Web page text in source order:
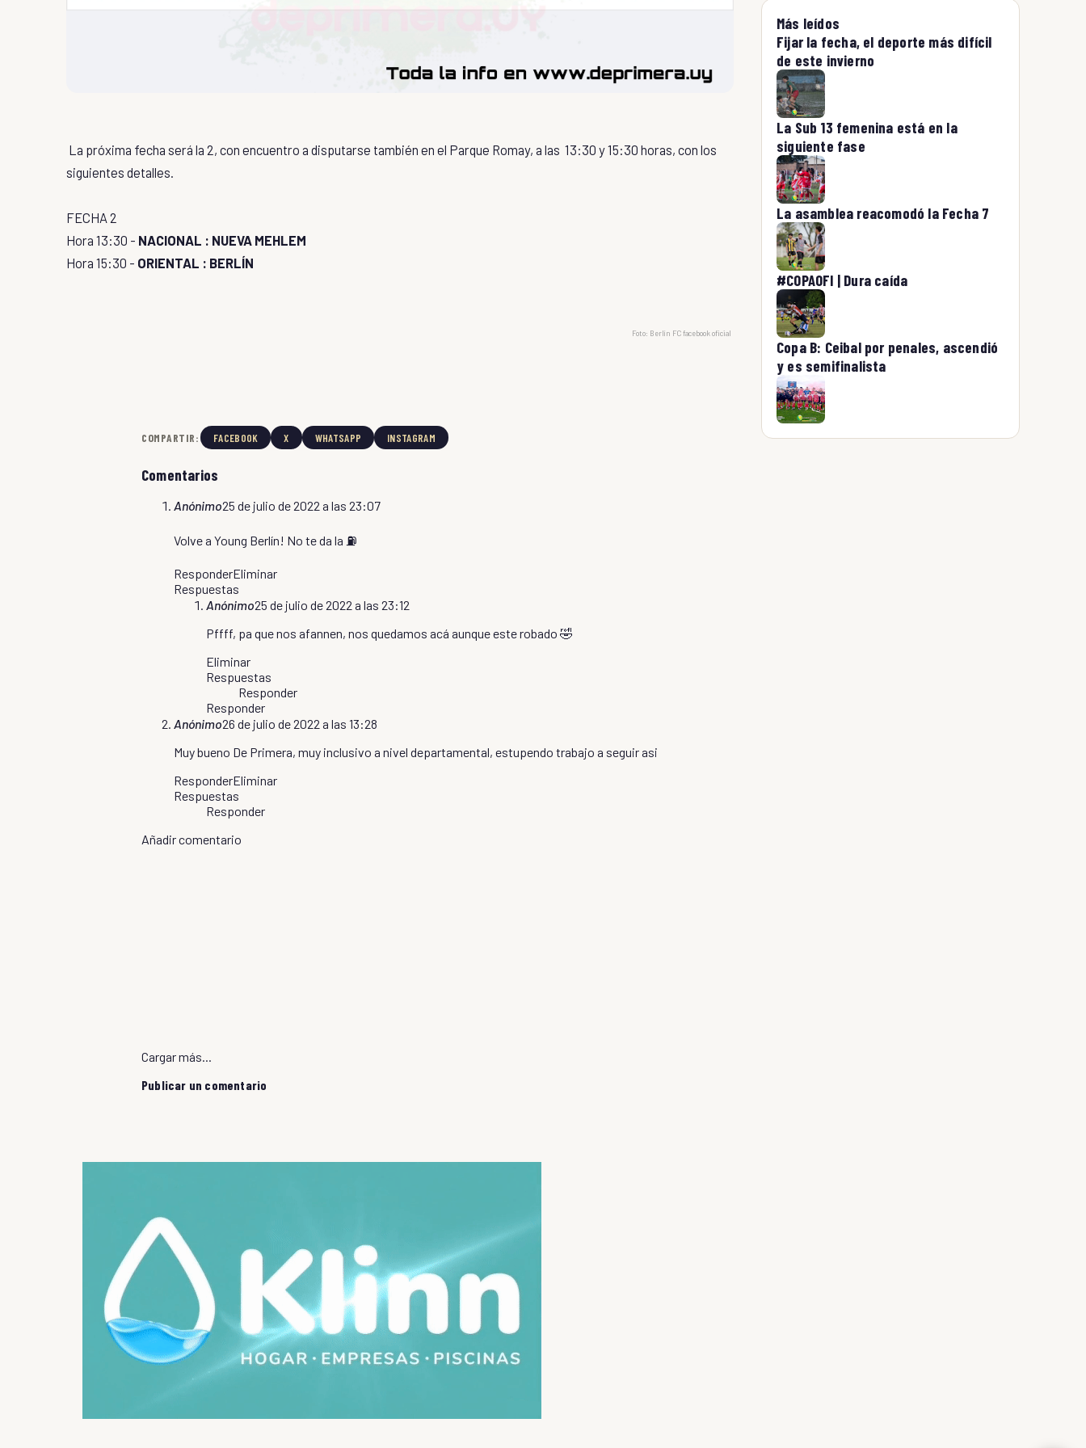
La próxima fecha será la 2, con encuentro a disputarse también en el Parque Romay, a las 13:30 y 15:30 horas, con los
siguientes detalles.
FECHA 2
Hora 13:30 - NACIONAL : NUEVA MEHLEM
Hora 15:30 - ORIENTAL : BERLÍN
Foto: Berlín FC facebook oficial
COMPARTIR: FACEBOOK X WHATSAPP INSTAGRAM
Comentarios
Anónimo25 de julio de 2022 a las 23:07
Volve a Young Berlín! No te da la ⛽️
ResponderEliminar
Respuestas
Anónimo25 de julio de 2022 a las 23:12
Pffff, pa que nos afannen, nos quedamos acá aunque este robado 🤣
Eliminar
Respuestas
Responder
Responder
Anónimo26 de julio de 2022 a las 13:28
Muy bueno De Primera, muy inclusivo a nivel departamental, estupendo trabajo a seguir asi
ResponderEliminar
Respuestas
Responder
Añadir comentario
Cargar más...
Publicar un comentario
Más leídos
Fijar la fecha, el deporte más difícil
de este invierno
La Sub 13 femenina está en la
siguiente fase
La asamblea reacomodó la Fecha 7
#COPAOFI | Dura caída
Copa B: Ceibal por penales, ascendió
y es semifinalista